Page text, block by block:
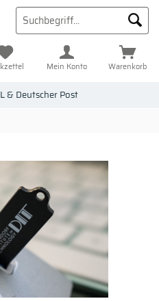
Warenkorb
Mein Konto
& Deutscher Post